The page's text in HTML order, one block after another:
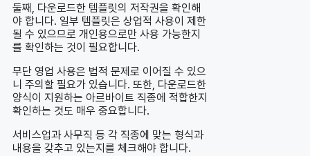
둘째, 다운로드한 템플릿의 저작권을 확인해
야 합니다. 일부 템플릿은 상업적 사용이 제한
될 수 있으므로 개인용으로만 사용 가능한지
를 확인하는 것이 필요합니다.
무단 영업 사용은 법적 문제로 이어질 수 있으
니 주의할 필요가 있습니다. 또한, 다운로드한
양식이 지원하는 아르바이트 직종에 적합한지
확인하는 것도 매우 중요합니다.
서비스업과 사무직 등 각 직종에 맞는 형식과
내용을 갖추고 있는지를 체크해야 합니다.